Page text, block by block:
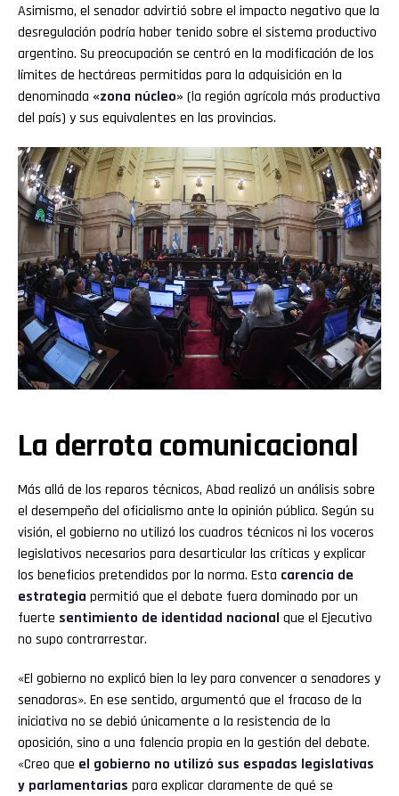
Asimismo, el senador advirtió sobre el impacto negativo que la
desregulación podría haber tenido sobre el sistema productivo
argentino. Su preocupación se centró en la modificación de los
límites de hectáreas permitidas para la adquisición en la
denominada «zona núcleo» (la región agrícola más productiva
del país) y sus equivalentes en las provincias.
La derrota comunicacional
Más allá de los reparos técnicos, Abad realizó un análisis sobre
el desempeño del oficialismo ante la opinión pública. Según su
visión, el gobierno no utilizó los cuadros técnicos ni los voceros
legislativos necesarios para desarticular las críticas y explicar
los beneficios pretendidos por la norma. Esta carencia de
estrategia permitió que el debate fuera dominado por un
fuerte sentimiento de identidad nacional que el Ejecutivo
no supo contrarrestar.
«El gobierno no explicó bien la ley para convencer a senadores y
senadoras». En ese sentido, argumentó que el fracaso de la
iniciativa no se debió únicamente a la resistencia de la
oposición, sino a una falencia propia en la gestión del debate.
«Creo que el gobierno no utilizó sus espadas legislativas
y parlamentarias para explicar claramente de qué se